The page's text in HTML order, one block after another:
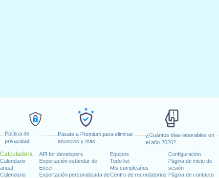
Política de
privacidad
Pásate a Premium para eliminar
anuncios y más
¿Cuántos días laborables en
el año 2026?
Calculadora
Calendario
anual
Calendario
API for developers
Exportación estándar de
Excel
Exportación personalizada de
Equipos
Todo list
Mis cumpleaños
Centro de recordatorios
Configuración
Página de inicio de
sesión
Página de contacto